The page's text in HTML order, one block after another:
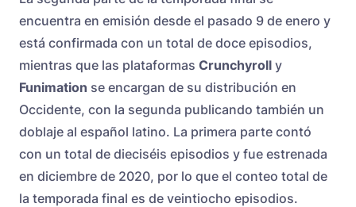
encuentra en emisión desde el pasado 9 de enero y
está confirmada con un total de doce episodios,
mientras que las plataformas Crunchyroll y
Funimation se encargan de su distribución en
Occidente, con la segunda publicando también un
doblaje al español latino. La primera parte contó
con un total de dieciséis episodios y fue estrenada
en diciembre de 2020, por lo que el conteo total de
la temporada final es de veintiocho episodios.